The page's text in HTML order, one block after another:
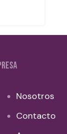
Nosotros
Contacto